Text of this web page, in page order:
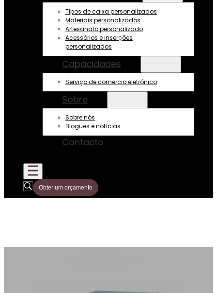
Tipos de caixa personalizados
Materiais personalizados
Artesanato personalizado
Acessórios e inserções
personalizados
Capacidades
Serviço de comércio eletrónico
Sobre
Sobre nós
Blogues e notícias
Contacto
Obter um orçamento